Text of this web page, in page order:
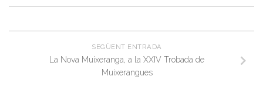
SEGÜENT ENTRADA
La Nova Muixeranga, a la XXIV Trobada de
Muixerangues